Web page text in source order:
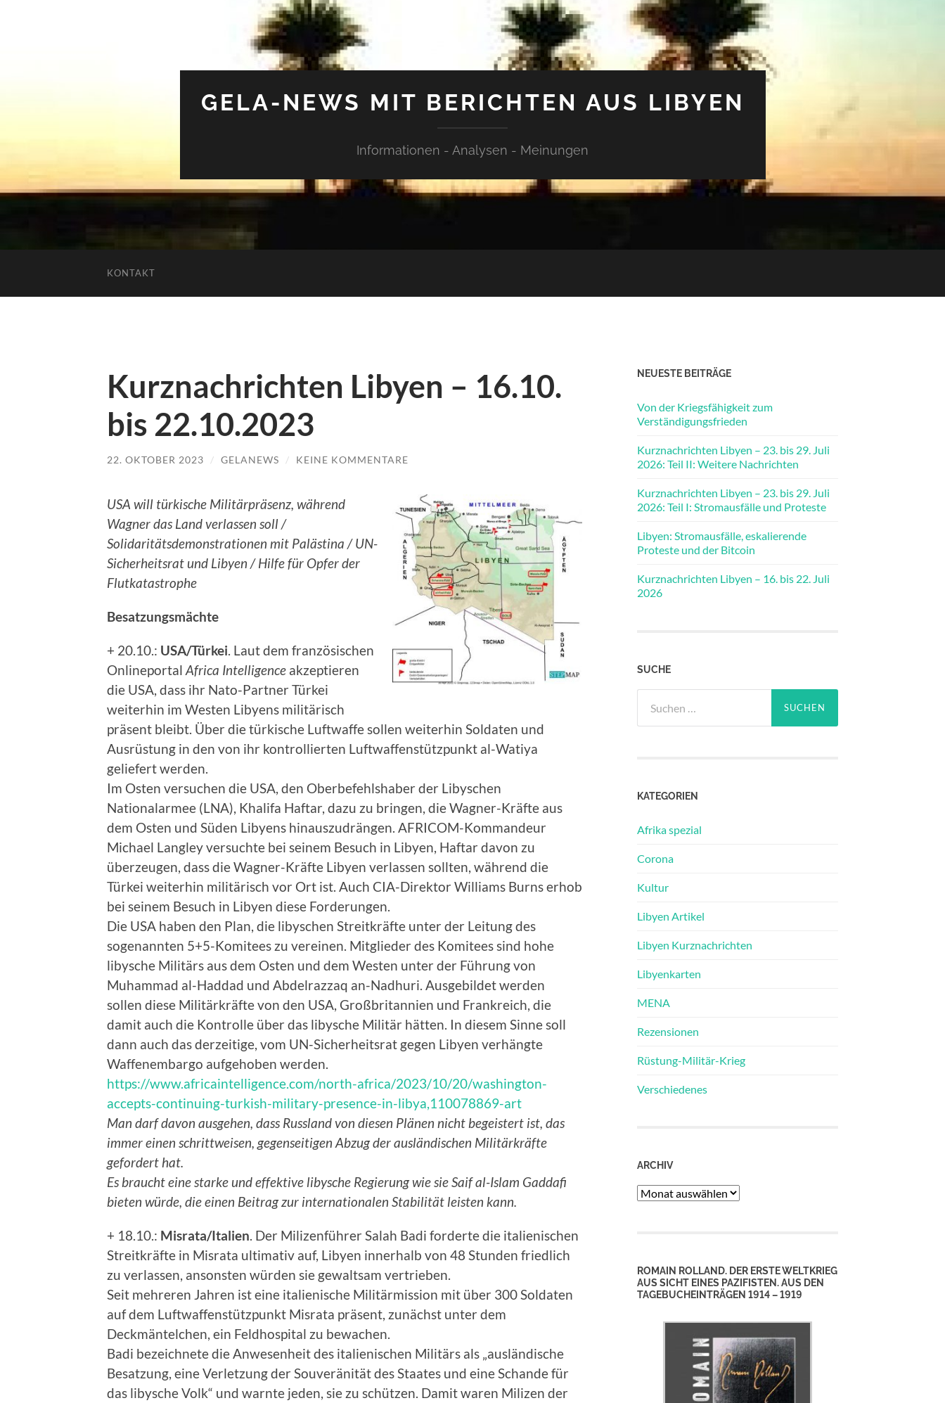
GELA-NEWS MIT BERICHTEN AUS LIBYEN
Informationen - Analysen - Meinungen
KONTAKT
Kurznachrichten Libyen – 16.10.
bis 22.10.2023
22. OKTOBER 2023 / GELANEWS / KEINE KOMMENTARE
USA will türkische Militärpräsenz, während
Wagner das Land verlassen soll /
Solidaritätsdemonstrationen mit Palästina / UN-
Sicherheitsrat und Libyen / Hilfe für Opfer der
Flutkatastrophe
Besatzungsmächte
+ 20.10.: USA/Türkei . Laut dem französischen
Onlineportal Africa Intelligence akzeptieren
die USA, dass ihr Nato-Partner Türkei
weiterhin im Westen Libyens militärisch
präsent bleibt. Über die türkische Luftwaffe sollen weiterhin Soldaten und
Ausrüstung in den von ihr kontrollierten Luftwaffenstützpunkt al-Watiya
geliefert werden.
Im Osten versuchen die USA, den Oberbefehlshaber der Libyschen
Nationalarmee (LNA), Khalifa Haftar, dazu zu bringen, die Wagner-Kräfte aus
dem Osten und Süden Libyens hinauszudrängen. AFRICOM-Kommandeur
Michael Langley versuchte bei seinem Besuch in Libyen, Haftar davon zu
überzeugen, dass die Wagner-Kräfte Libyen verlassen sollten, während die
Türkei weiterhin militärisch vor Ort ist. Auch CIA-Direktor Williams Burns erhob
bei seinem Besuch in Libyen diese Forderungen.
Die USA haben den Plan, die libyschen Streitkräfte unter der Leitung des
sogenannten 5+5-Komitees zu vereinen. Mitglieder des Komitees sind hohe
libysche Militärs aus dem Osten und dem Westen unter der Führung von
Muhammad al-Haddad und Abdelrazzaq an-Nadhuri. Ausgebildet werden
sollen diese Militärkräfte von den USA, Großbritannien und Frankreich, die
damit auch die Kontrolle über das libysche Militär hätten. In diesem Sinne soll
dann auch das derzeitige, vom UN-Sicherheitsrat gegen Libyen verhängte
Waffenembargo aufgehoben werden.
https://www.africaintelligence.com/north-africa/2023/10/20/washington-
accepts-continuing-turkish-military-presence-in-libya,110078869-art
Man darf davon ausgehen, dass Russland von diesen Plänen nicht begeistert ist, das
immer einen schrittweisen, gegenseitigen Abzug der ausländischen Militärkräfte
gefordert hat.
Es braucht eine starke und effektive libysche Regierung wie sie Saif al-Islam Gaddafi
bieten würde, die einen Beitrag zur internationalen Stabilität leisten kann.
+ 18.10.: Misrata/Italien . Der Milizenführer Salah Badi forderte die italienischen
Streitkräfte in Misrata ultimativ auf, Libyen innerhalb von 48 Stunden friedlich
zu verlassen, ansonsten würden sie gewaltsam vertrieben.
Seit mehreren Jahren ist eine italienische Militärmission mit über 300 Soldaten
auf dem Luftwaffenstützpunkt Misrata präsent, zunächst unter dem
Deckmäntelchen, ein Feldhospital zu bewachen.
Badi bezeichnete die Anwesenheit des italienischen Militärs als „ausländische
Besatzung, eine Verletzung der Souveränität des Staates und eine Schande für
das libysche Volk“ und warnte jeden, sie zu schützen. Damit waren Milizen der
NEUESTE BEITRÄGE
Von der Kriegsfähigkeit zum
Verständigungsfrieden
Kurznachrichten Libyen – 23. bis 29. Juli
2026: Teil II: Weitere Nachrichten
Kurznachrichten Libyen – 23. bis 29. Juli
2026: Teil I: Stromausfälle und Proteste
Libyen: Stromausfälle, eskalierende
Proteste und der Bitcoin
Kurznachrichten Libyen – 16. bis 22. Juli
2026
SUCHE
nach:
KATEGORIEN
Afrika spezial
Corona
Kultur
Libyen Artikel
Libyen Kurznachrichten
Libyenkarten
MENA
Rezensionen
Rüstung-Militär-Krieg
Verschiedenes
ARCHIV
Archiv
ROMAIN ROLLAND. DER ERSTE WELTKRIEG
AUS SICHT EINES PAZIFISTEN. AUS DEN
TAGEBUCHEINTRÄGEN 1914 – 1919